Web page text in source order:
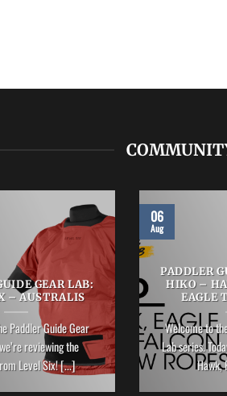
GEAR LAB:
– AUSTRALIS
Paddler Guide Gear
reviewing the
Level Six! [...]
PADDLER
HIKO –
EAGLE
Welcome to
Lab series.
Hawk,
06
Aug